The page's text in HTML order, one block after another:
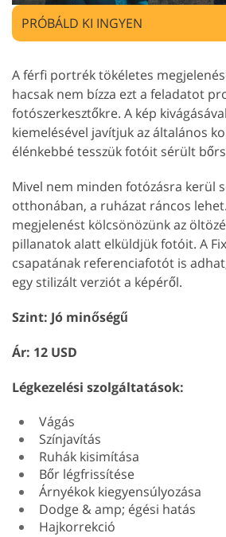
PRÓBÁLD KI INGYEN
A férfi portrék tökéletes
hacsak nem bízza ezt a feladatot
fotószerkesztőkre. A kép
kiemelésével javítjuk az általános
élénkebbé tesszük fotóit sérült
Mivel nem minden fotózásra kerül
otthonában, a ruházat ráncos
megjelenést kölcsönözünk az
pillanatok alatt elküldjük fotóit. A
csapatának referenciafotót is
egy stilizált verziót a képéről.
Szint: Jó minőségű
Ár: 12 USD
Légkezelési szolgáltatások:
Vágás
Színjavítás
Ruhák kisimítása
Bőr légfrissítése
Árnyékok kiegyensúlyozása
Dodge & amp; égési hatás
Hajkorrekció